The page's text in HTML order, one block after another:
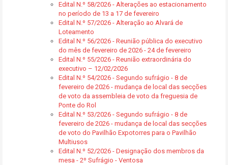
Edital N.º 58/2026 - Alterações ao estacionamento
no período de 13 a 17 de fevereiro
Edital N.º 57/2026 - Alteração ao Alvará de
Loteamento
Edital N.º 56/2026 - Reunião pública do executivo
do mês de fevereiro de 2026 - 24 de fevereiro
Edital N.º 55/2026 - Reunião extraordinária do
executivo – 12/02/2026
Edital N.º 54/2026 - Segundo sufrágio - 8 de
fevereiro de 2026 - mudança de local das secções
de voto da assembleia de voto da freguesia de
Ponte do Rol
Edital N.º 53/2026 - Segundo sufrágio - 8 de
fevereiro de 2026 - mudança de local das secções
de voto do Pavilhão Expotorres para o Pavilhão
Multiusos
Edital N.º 52/2026 - Designação dos membros da
mesa - 2º Sufrágio - Ventosa